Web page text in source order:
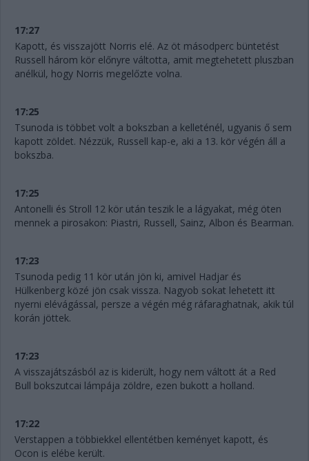
17:27
Kapott, és visszajött Norris elé. Az öt másodperc büntetést
Russell három kör előnyre váltotta, amit megtehetett pluszban
anélkül, hogy Norris megelőzte volna.
17:25
Tsunoda is többet volt a bokszban a kelleténél, ugyanis ő sem
kapott zöldet. Nézzük, Russell kap-e, aki a 13. kör végén áll a
bokszba.
17:25
Antonelli és Stroll 12 kör után teszik le a lágyakat, még öten
mennek a pirosakon: Piastri, Russell, Sainz, Albon és Bearman.
17:23
Tsunoda pedig 11 kör után jön ki, amivel Hadjar és
Hülkenberg közé jön csak vissza. Nagyob sokat lehetett itt
nyerni elévágással, persze a végén még ráfaraghatnak, akik túl
korán jöttek.
17:23
A visszajátszásból az is kiderült, hogy nem váltott át a Red
Bull bokszutcai lámpája zöldre, ezen bukott a holland.
17:22
Verstappen a többiekkel ellentétben keményet kapott, és
Ocon is elébe került.